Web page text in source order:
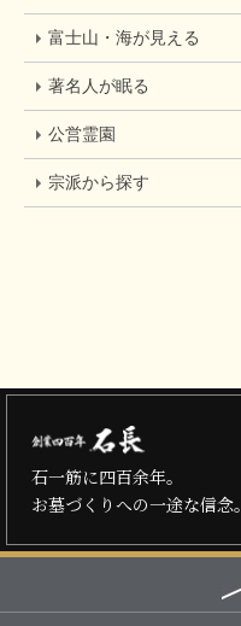
富士山・海が見える
著名人が眠る
公営霊園
宗派から探す
石一筋に四百余年。
お墓づくりへの一途な信念。